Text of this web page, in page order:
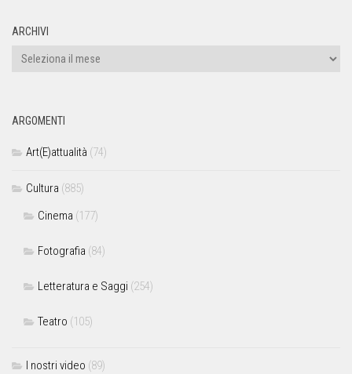
ARCHIVI
ARGOMENTI
Art(E)attualità (74)
Cultura (885)
Cinema (177)
Fotografia (84)
Letteratura e Saggi (254)
Teatro (105)
I nostri video (89)